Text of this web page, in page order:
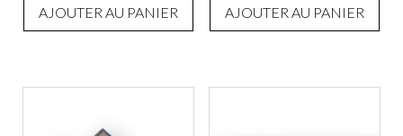
AJOUTER AU PANIER AJOUTER AU PANIER